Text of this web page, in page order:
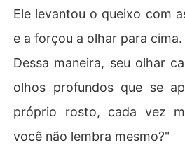
Ele levantou o queixo com
e a forçou a olhar para cima.
Dessa maneira, seu olhar
olhos profundos que se
próprio rosto, cada vez
você não lembra mesmo?"